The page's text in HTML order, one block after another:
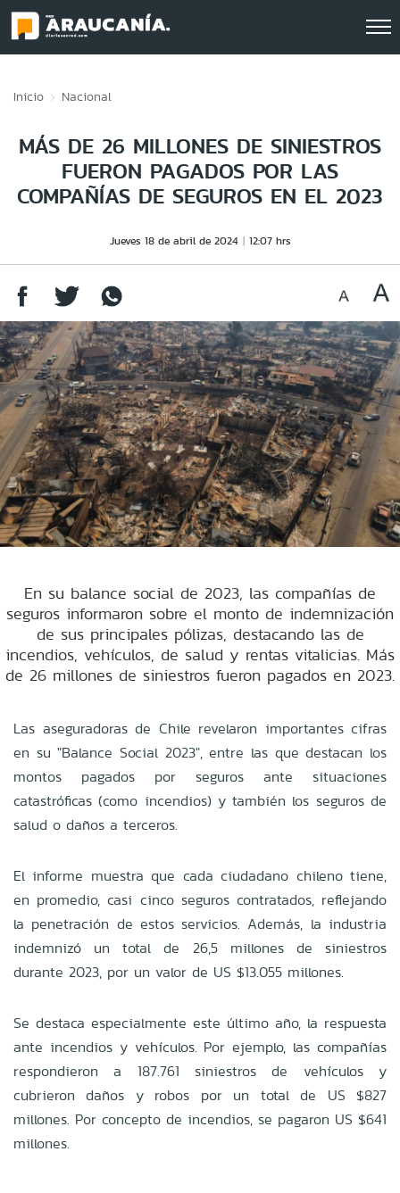
Inicio Nacional
MÁS DE 26 MILLONES DE SINIESTROS
FUERON PAGADOS POR LAS
COMPAÑÍAS DE SEGUROS EN EL 2023
Jueves 18 de abril de 2024 12:07 hrs
En su balance social de 2023, las compañías de
seguros informaron sobre el monto de indemnización
de sus principales pólizas, destacando las de
incendios, vehículos, de salud y rentas vitalicias. Más
de 26 millones de siniestros fueron pagados en 2023.
Las aseguradoras de Chile revelaron importantes cifras
en su "Balance Social 2023", entre las que destacan los
montos pagados por seguros ante situaciones
catastróficas (como incendios) y también los seguros de
salud o daños a terceros.
El informe muestra que cada ciudadano chileno tiene,
en promedio, casi cinco seguros contratados, reflejando
la penetración de estos servicios. Además, la industria
indemnizó un total de 26,5 millones de siniestros
durante 2023, por un valor de US $13.055 millones.
Se destaca especialmente este último año, la respuesta
ante incendios y vehículos. Por ejemplo, las compañías
respondieron a 187.761 siniestros de vehículos y
cubrieron daños y robos por un total de US $827
millones. Por concepto de incendios, se pagaron US $641
millones.